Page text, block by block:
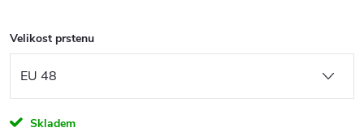
Velikost prstenu
Skladem